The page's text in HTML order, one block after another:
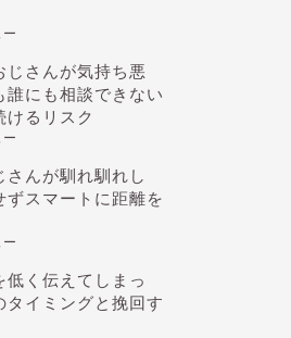
じさんが気持ち悪
にも相談できない
けるリスク
さんが馴れ馴れし
スマートに距離を
低く伝えてしまっ
タイミングと挽回す